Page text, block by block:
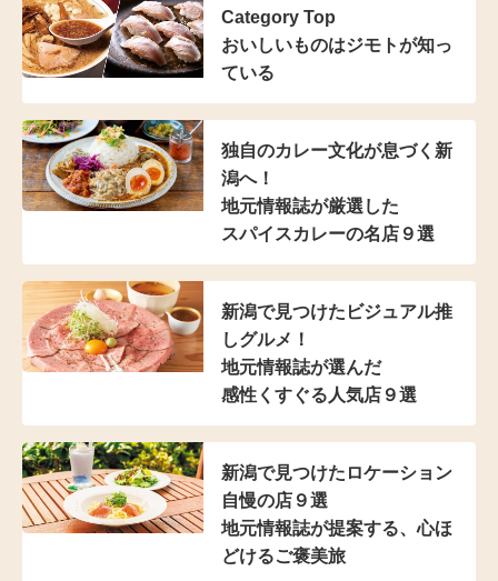
Category Top
おいしいものはジモトが知っ
ている
独自のカレー文化が息づく新
潟へ！
地元情報誌が厳選した
スパイスカレーの名店９選
新潟で見つけた ビジュアル推
しグルメ！
地元情報誌が選んだ
感性くすぐる人気店９選
新潟で見つけた ロケーション
自慢の店９選
地元情報誌が提案する、心ほ
どけるご褒美旅